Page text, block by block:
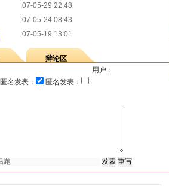
07-05-29 22:48
07-05-24 08:43
07-05-19 13:01
辩论区
用户：
匿名发表：
匿名发表：